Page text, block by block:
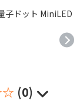
子ドット MiniLED
(0)